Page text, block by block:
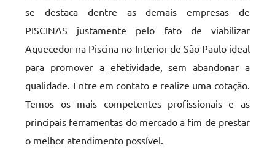
se destaca dentre as demais empresas de
PISCINAS justamente pelo fato de viabilizar
Aquecedor na Piscina no Interior de São Paulo ideal
para promover a efetividade, sem abandonar a
qualidade. Entre em contato e realize uma cotação.
Temos os mais competentes profissionais e as
principais ferramentas do mercado a fim de prestar
o melhor atendimento possível.